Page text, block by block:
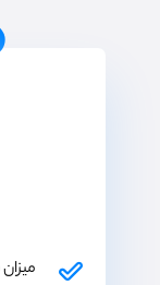
میزان